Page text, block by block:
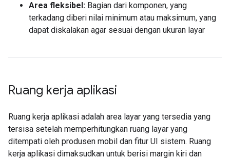
Area fleksibel: Bagian dari komponen, yang
terkadang diberi nilai minimum atau maksimum, yang
dapat diskalakan agar sesuai dengan ukuran layar
Ruang kerja aplikasi
Ruang kerja aplikasi adalah area layar yang tersedia yang
tersisa setelah memperhitungkan ruang layar yang
ditempati oleh produsen mobil dan fitur UI sistem. Ruang
kerja aplikasi dimaksudkan untuk berisi margin kiri dan